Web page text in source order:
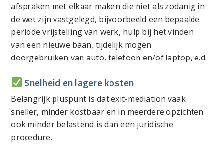
afspraken met elkaar maken die niet als zodanig in
de wet zijn vastgelegd, bijvoorbeeld een bepaalde
periode vrijstelling van werk, hulp bij het vinden
van een nieuwe baan, tijdelijk mogen
doorgebruiken van auto, telefoon en/of laptop, e.d.
Snelheid en lagere kosten
Belangrijk pluspunt is dat exit-mediation vaak
sneller, minder kostbaar en in meerdere opzichten
ook minder belastend is dan een juridische
procedure.